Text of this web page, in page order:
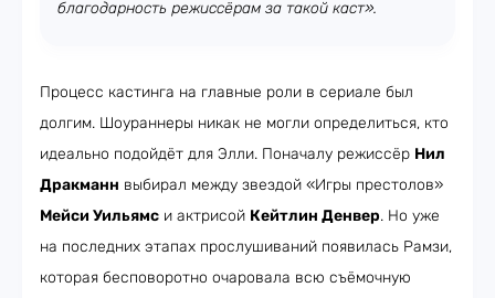
благодарность режиссёрам за такой каст».
Процесс кастинга на главные роли в сериале был
долгим. Шоураннеры никак не могли определиться, кто
идеально подойдёт для Элли. Поначалу режиссёр Нил
Дракманн выбирал между звездой «Игры престолов»
Мейси Уильямс и актрисой Кейтлин Денвер. Но уже
на последних этапах прослушиваний появилась Рамзи,
которая бесповоротно очаровала всю съёмочную